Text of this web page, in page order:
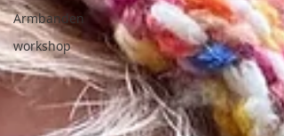
Armbanden
workshop